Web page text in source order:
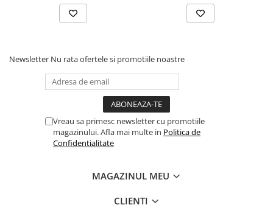
Newsletter Nu rata ofertele si promotiile noastre
Vreau sa primesc newsletter cu promotiile
magazinului. Afla mai multe in Politica de
Confidentialitate
MAGAZINUL MEU
CLIENTI